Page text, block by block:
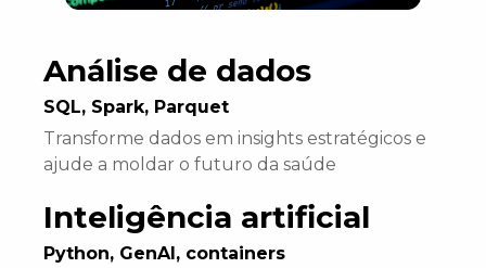
Análise de dados
SQL, Spark, Parquet
Transforme dados em insights estratégicos e
ajude a moldar o futuro da saúde
Inteligência artificial
Python, GenAI, containers